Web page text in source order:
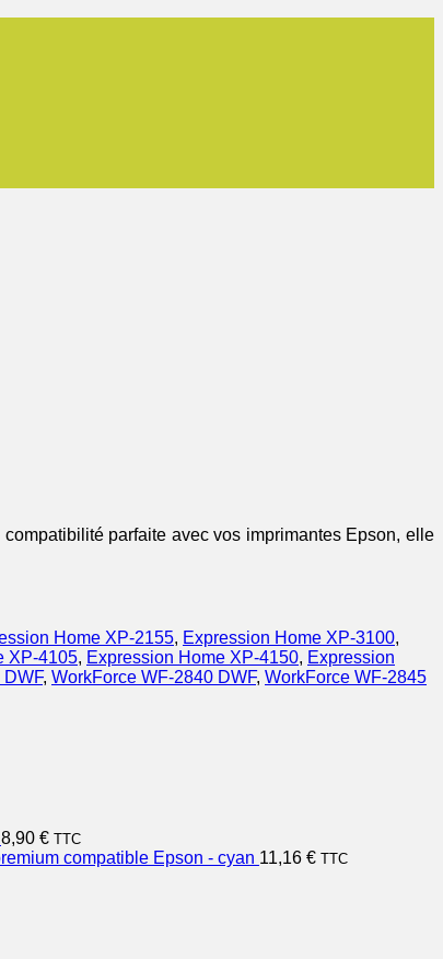
parfaite avec vos imprimantes Epson, elle
Home XP-2155, Expression Home XP-3100,
XP-4105, Expression Home XP-4150, Expression
, WorkForce WF-2840 DWF, WorkForce WF-2845
8,90 € TTC
compatible Epson - cyan 11,16 € TTC